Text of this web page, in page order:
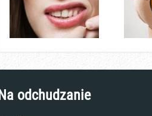
Na odchudzanie